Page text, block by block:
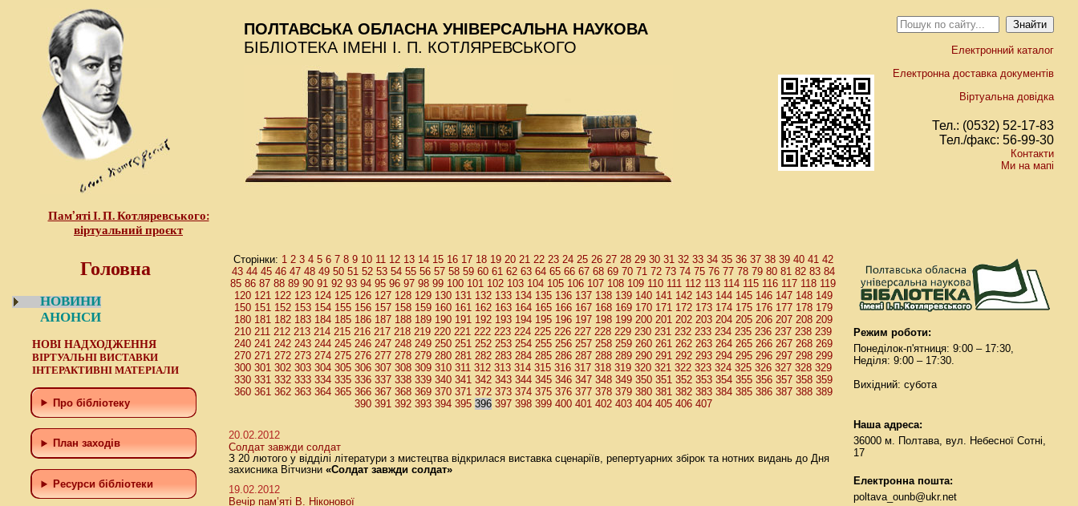
Пам’яті І. П. Котляревського:
віртуальний проєкт
ПОЛТАВСЬКА ОБЛАСНА УНІВЕРСАЛЬНА НАУКОВА
БІБЛІОТЕКА ІМЕНІ І. П. КОТЛЯРЕВСЬКОГО
Електронний каталог
Електронна доставка документів
Віртуальна довідка
Тел.: (0532) 52-17-83
Тел./факс: 56-99-30
Контакти
Ми на мапі
Головна
НОВИНИ
АНОНСИ
НОВІ НАДХОДЖЕННЯ
ВІРТУАЛЬНІ ВИСТАВКИ
ІНТЕРАКТИВНІ МАТЕРІАЛИ
Про бібліотеку
План заходів
Ресурси бібліотеки
Сторінки: 1 2 3 4 5 6 7 8 9 10 11 12 13 14 15 16 17 18 19 20 21 22 23 24 25 26 27 28 29 30 31 32 33 34 35 36 37 38 39 40 41 42
43 44 45 46 47 48 49 50 51 52 53 54 55 56 57 58 59 60 61 62 63 64 65 66 67 68 69 70 71 72 73 74 75 76 77 78 79 80 81 82 83 84
85 86 87 88 89 90 91 92 93 94 95 96 97 98 99 100 101 102 103 104 105 106 107 108 109 110 111 112 113 114 115 116 117 118 119
120 121 122 123 124 125 126 127 128 129 130 131 132 133 134 135 136 137 138 139 140 141 142 143 144 145 146 147 148 149
150 151 152 153 154 155 156 157 158 159 160 161 162 163 164 165 166 167 168 169 170 171 172 173 174 175 176 177 178 179
180 181 182 183 184 185 186 187 188 189 190 191 192 193 194 195 196 197 198 199 200 201 202 203 204 205 206 207 208 209
210 211 212 213 214 215 216 217 218 219 220 221 222 223 224 225 226 227 228 229 230 231 232 233 234 235 236 237 238 239
240 241 242 243 244 245 246 247 248 249 250 251 252 253 254 255 256 257 258 259 260 261 262 263 264 265 266 267 268 269
270 271 272 273 274 275 276 277 278 279 280 281 282 283 284 285 286 287 288 289 290 291 292 293 294 295 296 297 298 299
300 301 302 303 304 305 306 307 308 309 310 311 312 313 314 315 316 317 318 319 320 321 322 323 324 325 326 327 328 329
330 331 332 333 334 335 336 337 338 339 340 341 342 343 344 345 346 347 348 349 350 351 352 353 354 355 356 357 358 359
360 361 362 363 364 365 366 367 368 369 370 371 372 373 374 375 376 377 378 379 380 381 382 383 384 385 386 387 388 389
390 391 392 393 394 395 396 397 398 399 400 401 402 403 404 405 406 407
20.02.2012
Солдат завжди солдат
З 20 лютого у відділі літератури з мистецтва відкрилася виставка сценаріїв, репертуарних збірок та нотних видань до Дня
захисника Вітчизни «Солдат завжди солдат»
19.02.2012
Вечір пам’яті В. Ніконової
Режим роботи:
Понеділок-п'ятниця: 9:00 – 17:30,
Неділя: 9:00 – 17:30.
Вихідний: субота
Наша адреса:
36000 м. Полтава, вул. Небесної Сотні,
17
Електронна пошта:
poltava_ounb@ukr.net